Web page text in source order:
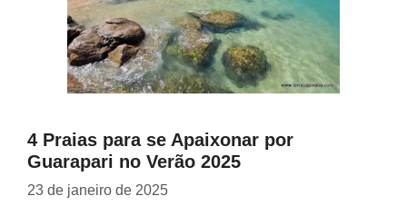
4 Praias para se Apaixonar por
Guarapari no Verão 2025
23 de janeiro de 2025